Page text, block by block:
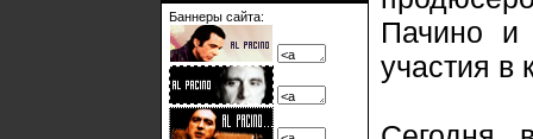
Баннеры сайта:
Пачино
участия в